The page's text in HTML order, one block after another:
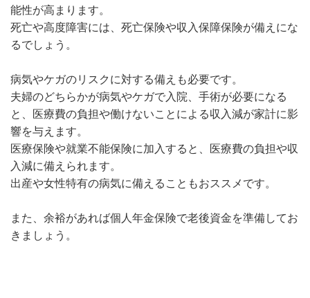
能性が高まります。
死亡や高度障害には、死亡保険や収入保障保険が備えにな
るでしょう。
病気やケガのリスクに対する備えも必要です。
夫婦のどちらかが病気やケガで入院、手術が必要になる
と、医療費の負担や働けないことによる収入減が家計に影
響を与えます。
医療保険や就業不能保険に加入すると、医療費の負担や収
入減に備えられます。
出産や女性特有の病気に備えることもおススメです。
また、余裕があれば個人年金保険で老後資金を準備してお
きましょう。